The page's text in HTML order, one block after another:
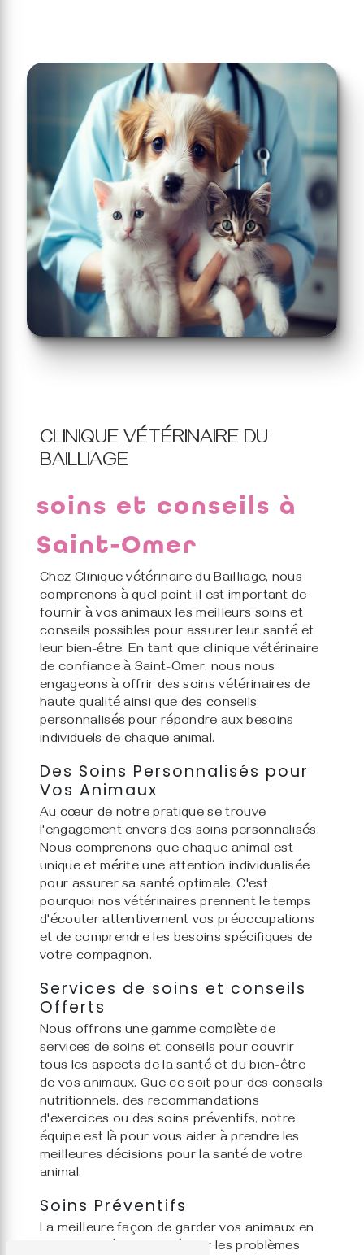
CLINIQUE VÉTÉRINAIRE DU
BAILLIAGE
soins et conseils à
Saint-Omer
Chez Clinique vétérinaire du Bailliage, nous
comprenons à quel point il est important de
fournir à vos animaux les meilleurs soins et
conseils possibles pour assurer leur santé et
leur bien-être. En tant que clinique vétérinaire
de confiance à Saint-Omer, nous nous
engageons à offrir des soins vétérinaires de
haute qualité ainsi que des conseils
personnalisés pour répondre aux besoins
individuels de chaque animal.
Des Soins Personnalisés pour
Vos Animaux
Au cœur de notre pratique se trouve
l'engagement envers des soins personnalisés.
Nous comprenons que chaque animal est
unique et mérite une attention individualisée
pour assurer sa santé optimale. C'est
pourquoi nos vétérinaires prennent le temps
d'écouter attentivement vos préoccupations
et de comprendre les besoins spécifiques de
votre compagnon.
Services de soins et conseils
Offerts
Nous offrons une gamme complète de
services de soins et conseils pour couvrir
tous les aspects de la santé et du bien-être
de vos animaux. Que ce soit pour des conseils
nutritionnels, des recommandations
d'exercices ou des soins préventifs, notre
équipe est là pour vous aider à prendre les
meilleures décisions pour la santé de votre
animal.
Soins Préventifs
La meilleure façon de garder vos animaux en
bonne santé est de prévenir les problèmes